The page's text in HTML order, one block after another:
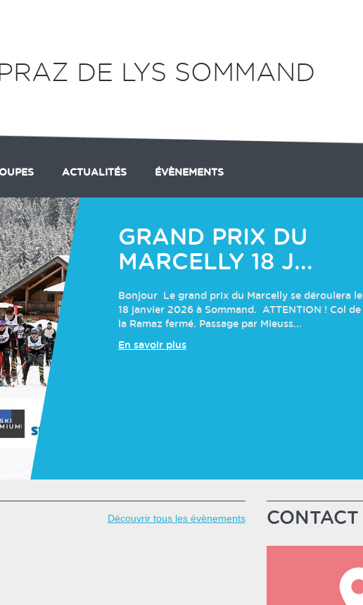
DE LYS SOMMAND
CALENDRIER DES COMPÉTITIONS
ADHÉSION
GROUPE LONGUE DISTANCE
ACTUALITÉS ÉVÈNEMENTS
GRAND PRIX DU
MARCELLY 18 J...
Bonjour Le grand prix du Marcelly se déroulera le
18 janvier 2026 à Sommand. ATTENTION ! Col de
la Ramaz fermé. Passage par Mieuss...
En savoir plus
Découvrir tous les évènements CONTACT